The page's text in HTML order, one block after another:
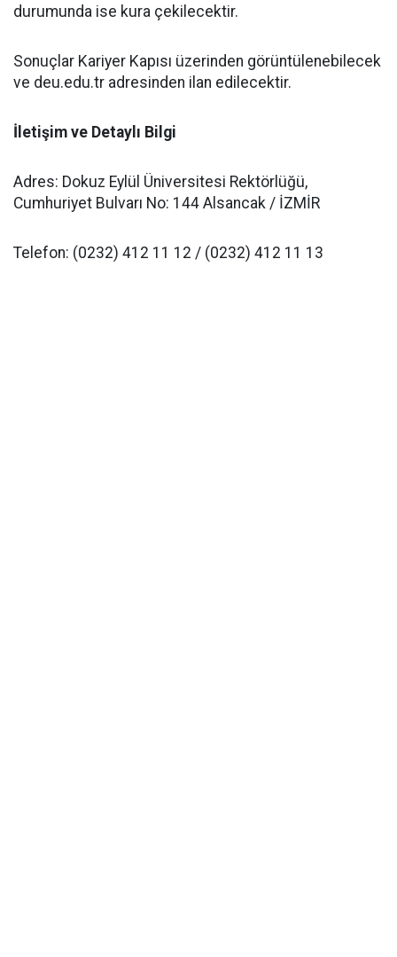
durumunda ise kura çekilecektir.
​Sonuçlar Kariyer Kapısı üzerinden görüntülenebilecek
ve deu.edu.tr adresinden ilan edilecektir.
​İletişim ve Detaylı Bilgi
​Adres: Dokuz Eylül Üniversitesi Rektörlüğü,
Cumhuriyet Bulvarı No: 144 Alsancak / İZMİR
​Telefon: (0232) 412 11 12 / (0232) 412 11 13